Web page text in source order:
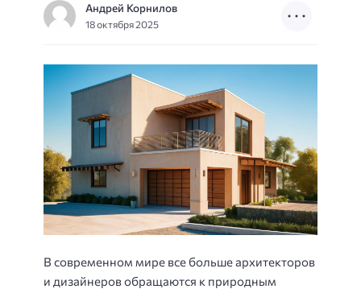
Андрей Корнилов
18 октября 2025
В современном мире все больше архитекторов
и дизайнеров обращаются к природным